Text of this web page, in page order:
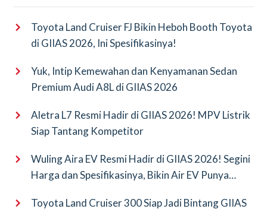
Toyota Land Cruiser FJ Bikin Heboh Booth Toyota
di GIIAS 2026, Ini Spesifikasinya!
Yuk, Intip Kemewahan dan Kenyamanan Sedan
Premium Audi A8L di GIIAS 2026
Aletra L7 Resmi Hadir di GIIAS 2026! MPV Listrik
Siap Tantang Kompetitor
Wuling Aira EV Resmi Hadir di GIIAS 2026! Segini
Harga dan Spesifikasinya, Bikin Air EV Punya
Toyota Land Cruiser 300 Siap Jadi Bintang GIIAS